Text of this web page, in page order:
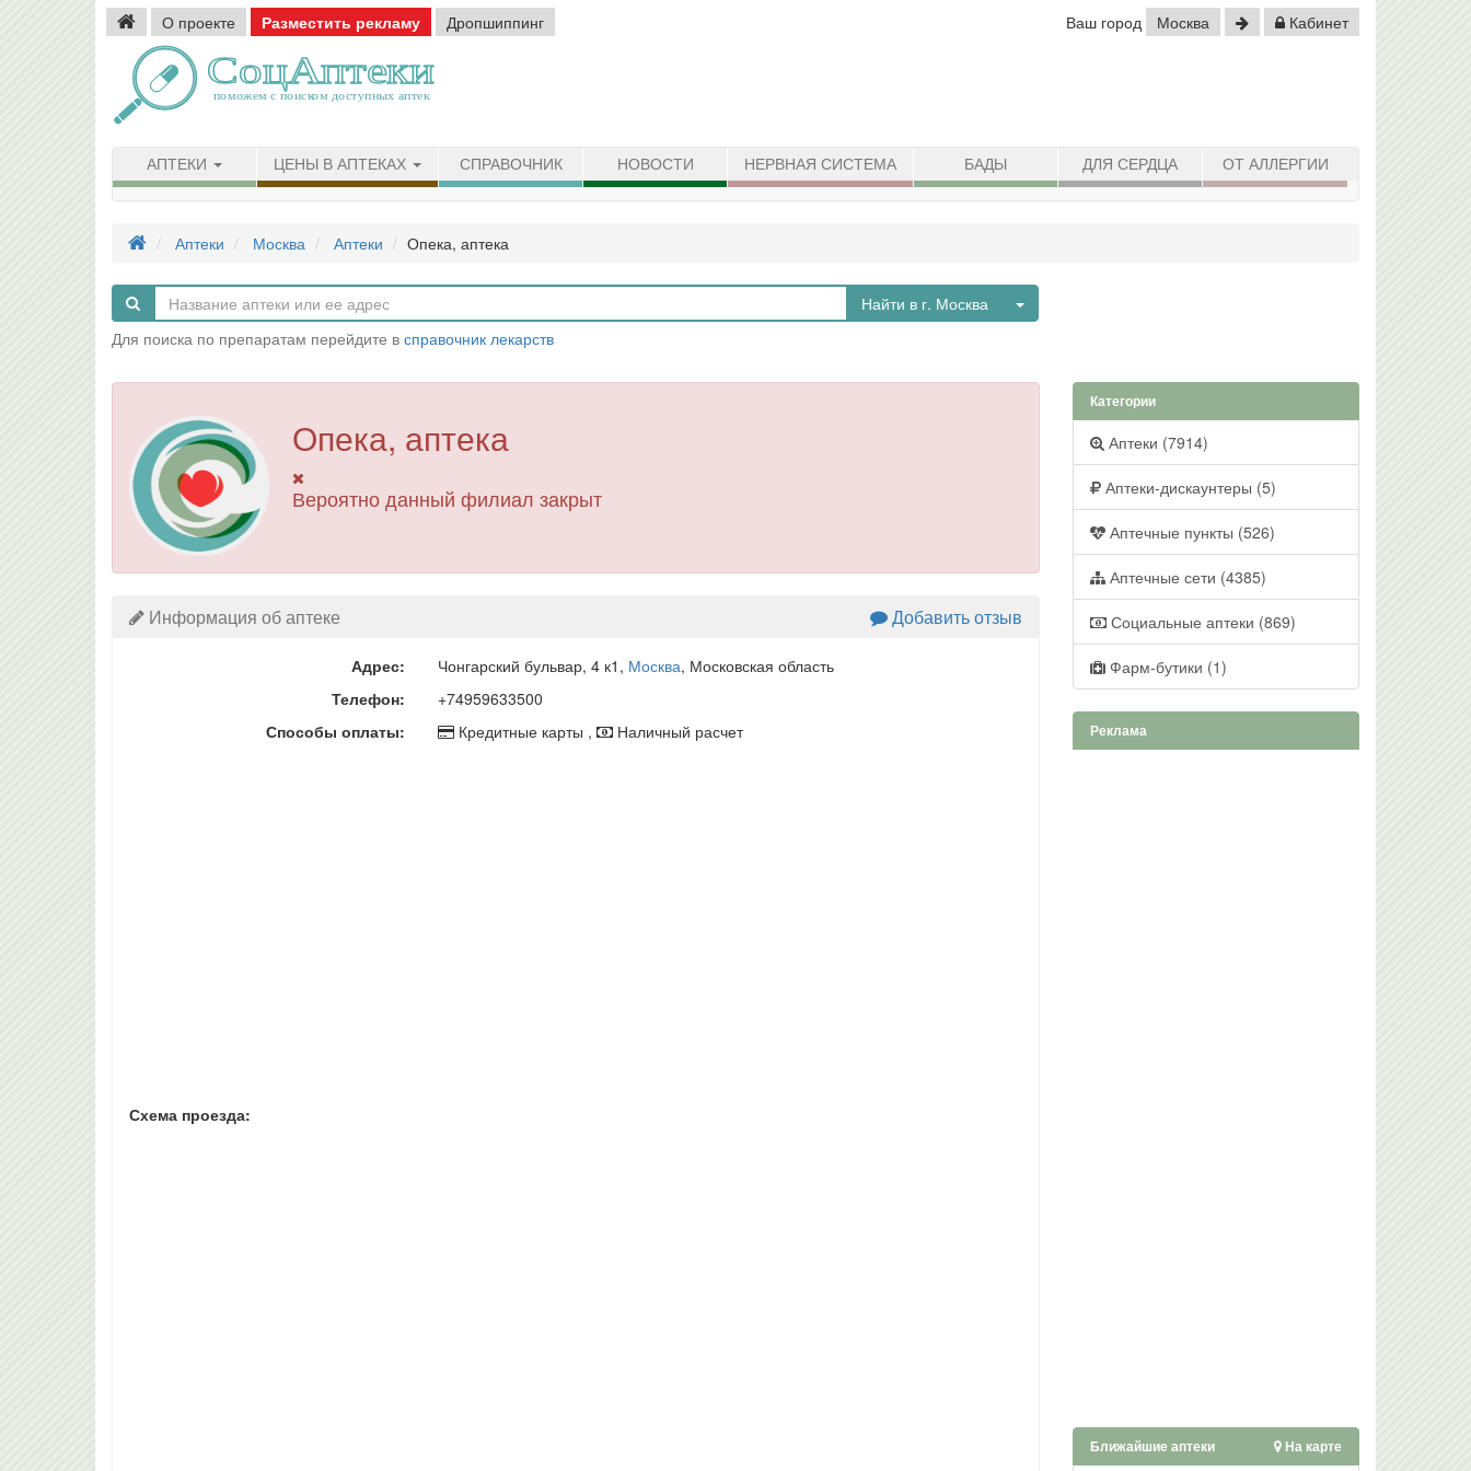
О проекте Разместить рекламу Дропшиппинг Ваш город Москва Кабинет
АПТЕКИ ЦЕНЫ В АПТЕКАХ СПРАВОЧНИК НОВОСТИ НЕРВНАЯ СИСТЕМА БАДЫ ДЛЯ СЕРДЦА ОТ АЛЛЕРГИИ
Аптеки Москва Аптеки Опека, аптека
Найти в г. Москва
Toggle Dropdown
Для поиска по препаратам перейдите в справочник лекарств
Опека, аптека
Вероятно данный филиал закрыт
Информация об аптеке Добавить отзыв
Адрес: Чонгарский бульвар, 4 к1 , Москва, Московская область
Телефон:
+74959633500
Способы оплаты:
Кредитные карты , Наличный расчет
Схема проезда:
Категории
Аптеки (7914)
Аптеки-дискаунтеры (5)
Аптечные пункты (526)
Аптечные сети (4385)
Социальные аптеки (869)
Фарм-бутики (1)
Реклама
Ближайшие аптеки На карте